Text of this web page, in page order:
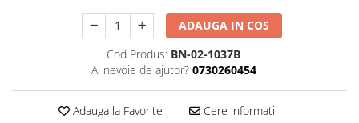
Masini de frezat universale
Centre de prelucrare verticale CNC
Masini de frezat cu batiu
Masini de frezat multifunctionale
Masini de frezat universale SERVO
Masini de frezat verticale
ADAUGA IN COS
Cod Produs: BN-02-1037B
Ai nevoie de ajutor? 0730260454
Adauga la Favorite Cere informatii